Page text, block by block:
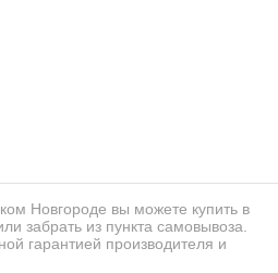
Новгороде вы можете купить в
забрать из пункта самовывоза.
гарантией производителя и